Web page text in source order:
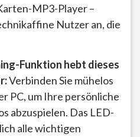
MP3-Player –
Nutzer an, die
Funktion hebt dieses
Verbinden Sie mühelos
PC, um Ihre persönliche
abzuspielen. Das LED-
alle wichtigen